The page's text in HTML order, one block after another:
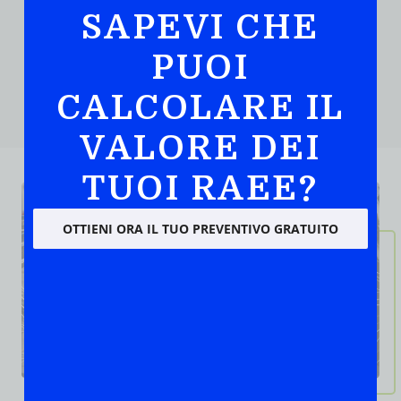
l’ambiente.
Scegli Floweee per un servizio di smaltimento batterie
esauste; professionale, conveniente e veloce a Rieti e
provincia.
SAPEVI CHE
PUOI
CALCOLARE IL
VALORE DEI
TUOI RAEE?
OTTIENI ORA IL TUO PREVENTIVO GRATUITO